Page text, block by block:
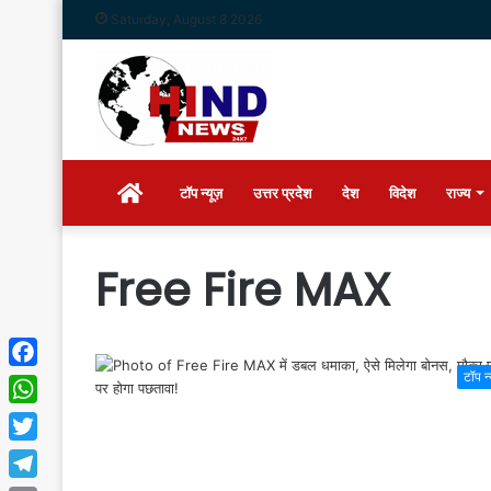
Saturday, August 8 2026
Homeटॉप न्यूज़ उत्तर प्रदेश देश विदेश राज्य
Free Fire MAX
टॉप
Facebook
WhatsApp
Twitter